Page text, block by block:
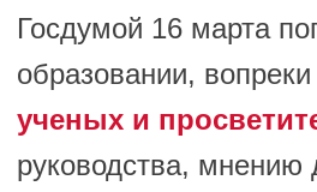
Госдумой 16 марта
образовании,
ученых и
руководства, мнению